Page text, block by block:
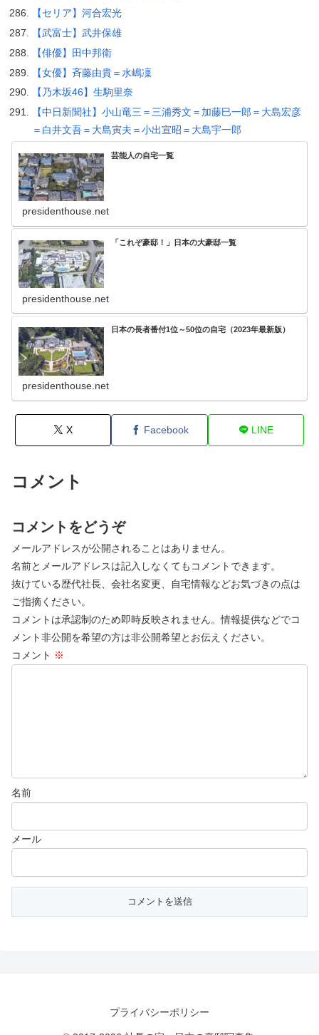
【セリア】河合宏光
【武富士】武井保雄
【俳優】田中邦衛
【女優】斉藤由貴＝水嶋凜
【乃木坂46】生駒里奈
【中日新聞社】小山竜三＝三浦秀文＝加藤巳一郎＝大島宏彦
＝白井文吾＝大島寅夫＝小出宣昭＝大島宇一郎
芸能人の自宅一覧
presidenthouse.net
「これぞ豪邸！」日本の大豪邸一覧
presidenthouse.net
日本の長者番付1位～50位の自宅（2023年最新版）
presidenthouse.net
X Facebook LINE
コメント
コメントをどうぞ
メールアドレスが公開されることはありません。
名前とメールアドレスは記入しなくてもコメントできます。
抜けている歴代社長、会社名変更、自宅情報などお気づきの点は
ご指摘ください。
コメントは承認制のため即時反映されません。情報提供などでコ
メント非公開を希望の方は非公開希望とお伝えください。
コメント ※
名前
メール
プライバシーポリシー